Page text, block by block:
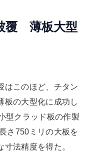
覆 薄板大型
このほど、チタン
板の大型化に成功し
型クラッド板の作製
さ750ミリの大板を
法精度を得た。